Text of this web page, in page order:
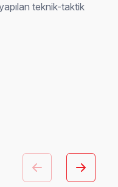
teknik-taktik